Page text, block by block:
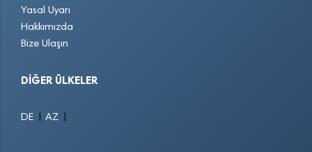
Yasal Uyarı
Hakkımızda
Bize Ulaşın
DIĞER ÜLKELER
DE AZ